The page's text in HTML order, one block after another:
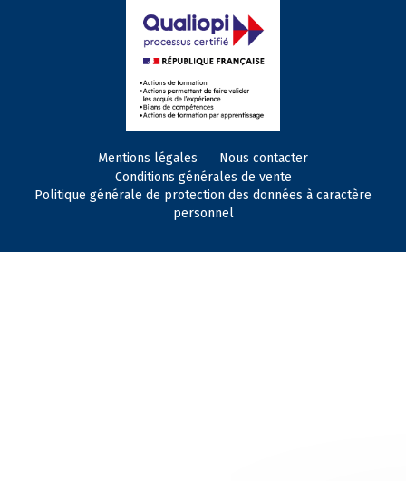
Mentions légales
Nous contacter
Conditions générales de vente
Politique générale de protection des données à caractère
personnel